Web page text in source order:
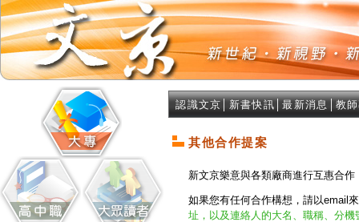
認識文京 新書快訊 │最新消息 教
其他合作提案
新文京樂意與各類廠商進行互惠合作
如果您有任何合作構想，請以email
址，以及連絡人的大名、職稱、分